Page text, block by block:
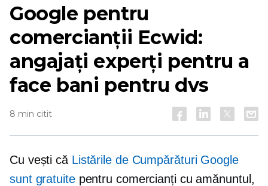
Google pentru
comercianții Ecwid:
angajați experți pentru a
face bani pentru dvs
8 min citit
Cu vești că Listările de Cumpărături Google
sunt gratuitepentru comercianți cu amănuntul,